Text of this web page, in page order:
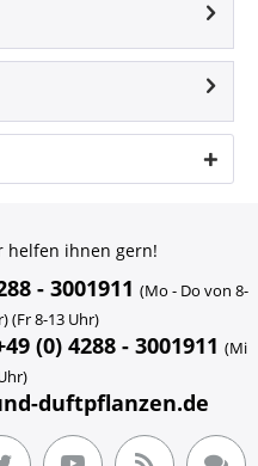
helfen ihnen gern!
- 3001911 (Mo - Do von 8-
(Fr 8-13 Uhr)
(0) 4288 - 3001911 (Mi
duftpflanzen.de